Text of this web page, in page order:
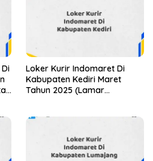
Loker Kurir Indomaret Di
Kabupaten Kediri Maret
Tahun 2025 (Lamar